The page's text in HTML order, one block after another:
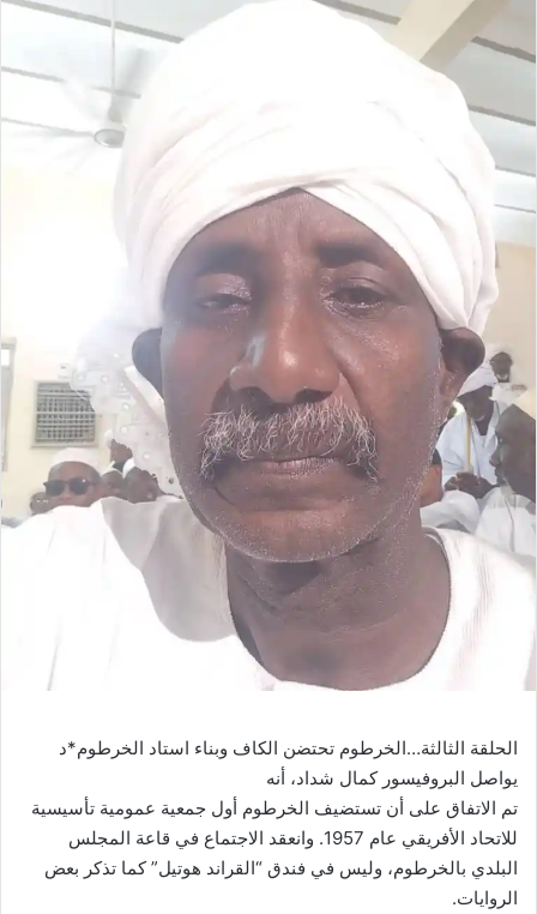
الحلقة الثالثة…الخرطوم تحتضن الكاف وبناء استاد الخرطوم*د
يواصل البروفيسور كمال شداد، أنه
تم الاتفاق على أن تستضيف الخرطوم أول جمعية عمومية تأسيسية
للاتحاد الأفريقي عام 1957. وانعقد الاجتماع في قاعة المجلس
البلدي بالخرطوم، وليس في فندق “القراند هوتيل” كما تذكر بعض
الروايات.